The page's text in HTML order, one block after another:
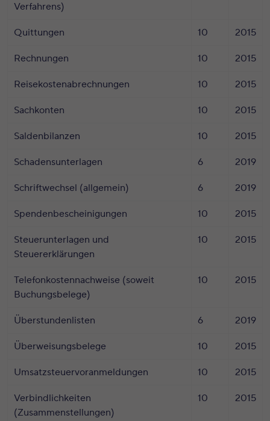
Verfahrens)
Quittungen 10 2015
Rechnungen 10 2015
Reisekostenabrechnungen 10 2015
Sachkonten 10 2015
Saldenbilanzen 10 2015
Schadensunterlagen 6 2019
Schriftwechsel (allgemein) 6 2019
Spendenbescheinigungen 10 2015
Steuerunterlagen und
Steuererklärungen
10 2015
Telefonkostennachweise (soweit
Buchungsbelege)
10 2015
Überstundenlisten 6 2019
Überweisungsbelege 10 2015
Umsatzsteuervoranmeldungen 10 2015
Verbindlichkeiten
(Zusammenstellungen)
10 2015